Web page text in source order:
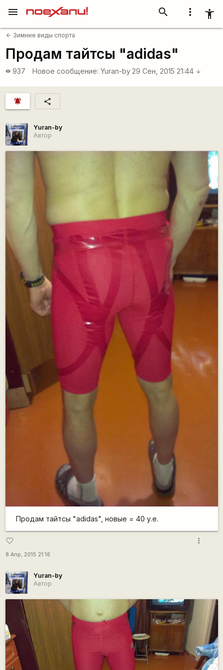
more_vert accessibility_new
search
menu
arrow_back Зимние виды спорта
Продам тайтсы "adidas"
visibility 937 Новое сообщение: Yuran-by 29 Сен, 2015 21:44 arrow_downward
notifications_active share
Yuran-by
Автор
Продам тайтсы "adidas", новые = 40 у.е.
favorite_border
8 Апр, 2015 21:16
more_vert
Yuran-by
Автор